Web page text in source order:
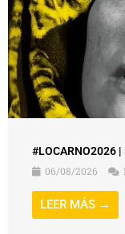
#LOCARNO2026
06/08/2026
LEER MÁS →